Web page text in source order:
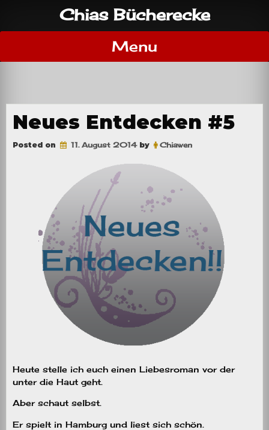
content
Chias Bücherecke
Menu
Neues Entdecken #5
Posted on 11. August 2014by Chiawen
Heute stelle ich euch einen Liebesroman vor der
unter die Haut geht.
Aber schaut selbst.
Er spielt in Hamburg und liest sich schön.